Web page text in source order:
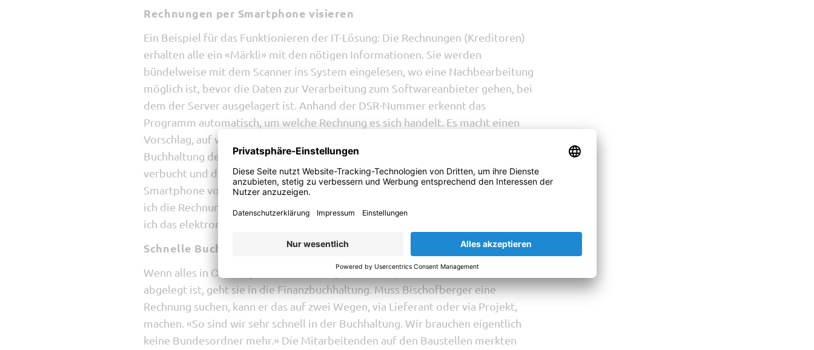
Rechnungen per Smartphone visieren
Ein Beispiel für das Funktionieren der IT-Lösung: Die Rechnungen (Kreditoren)
erhalten alle ein «Märkli» mit den nötigen Informationen. Sie werden
bündelweise mit dem Scanner ins System eingelesen, wo eine Nachbearbeitung
möglich ist, bevor die Daten zur Verarbeitung zum Softwareanbieter gehen, bei
dem der Server ausgelagert ist. Anhand der DSR-Nummer erkennt das
Programm automatisch, um welche Rechnung es sich handelt. Es macht einen
Vorschlag, auf welche Baustelle die Rechnung gebucht werden soll. Die
Buchhaltung der Gipserfirma bestätigt oder ändert, dann wird der Betrag
verbucht und die Rechnung erscheint via Modul Visumskontrolle auf dem
Smartphone von Bischofberger. «Wenn ich gerade irgendwo warten muss, kann
ich die Rechnungen kontrollieren und freigeben. Wenn etwas nicht stimmt, kann
ich das elektronisch notieren», erklärt der Geschäftsführer.
Schnelle Buchhaltung
Wenn alles in Ordnung ist, die Rechnung auf ein Projekt und einen Lieferanten
abgelegt ist, geht sie in die Finanzbuchhaltung. Muss Bischofberger eine
Rechnung suchen, kann er das auf zwei Wegen, via Lieferant oder via Projekt,
machen. «So sind wir sehr schnell in der Buchhaltung. Wir brauchen eigentlich
keine Bundesordner mehr.» Die Mitarbeitenden auf den Baustellen merkten